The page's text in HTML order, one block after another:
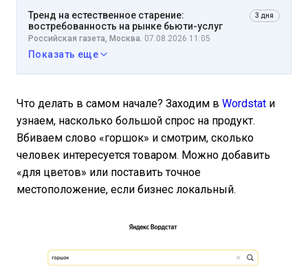
Тренд на естественное старение:
востребованность на рынке бьюти-услуг
3 дня
Российская газета, Москва. 07.08.2026 11:05
Показать еще
Что делать в самом начале? Заходим в Wordstat и
узнаем, насколько большой спрос на продукт.
Вбиваем слово «горшок» и смотрим, сколько
человек интересуется товаром. Можно добавить
«для цветов» или поставить точное
местоположение, если бизнес локальный.